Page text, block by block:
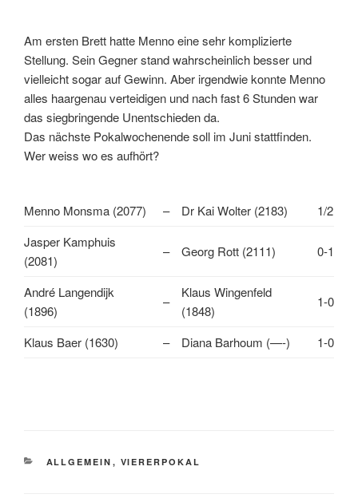
Am ersten Brett hatte Menno eine sehr komplizierte
Stellung. Sein Gegner stand wahrscheinlich besser und
vielleicht sogar auf Gewinn. Aber irgendwie konnte Menno
alles haargenau verteidigen und nach fast 6 Stunden war
das siegbringende Unentschieden da.
Das nächste Pokalwochenende soll im Juni stattfinden.
Wer weiss wo es aufhört?
Menno Monsma (2077) – Dr Kai Wolter (2183)
1/2
Jasper Kamphuis
(2081)
– Georg Rott (2111) 0-1
André Langendijk
(1896)
–
Klaus Wingenfeld
(1848)
1-0
Klaus Baer (1630) – Diana Barhoum (—-) 1-0
KATEGORIEN
ALLGEMEIN , VIERERPOKAL